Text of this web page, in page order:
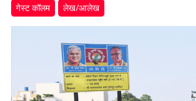
गेस्ट कॉलम लेख/आलेख